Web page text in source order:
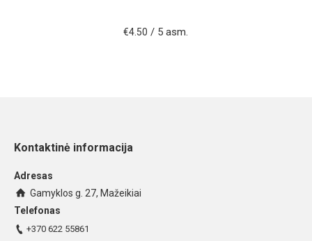
€4.50 / 5 asm.
Kontaktinė informacija
Adresas
Gamyklos g. 27, Mažeikiai
Telefonas
+370 622 55861